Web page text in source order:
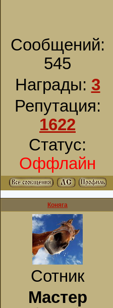
Сообщений:
545
Награды: 3
Репутация:
1622
Статус:
Оффлайн
Коняга
Сотник
Мастер